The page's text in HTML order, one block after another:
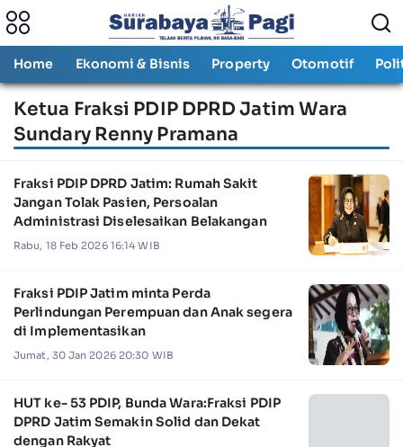
Home Ekonomi & Bisnis Property Otomotif
Ketua Fraksi PDIP DPRD Jatim Wara
Sundary Renny Pramana
Fraksi PDIP DPRD Jatim: Rumah Sakit
Jangan Tolak Pasien, Persoalan
Administrasi Diselesaikan Belakangan
Rabu, 18 Feb 2026 16:14 WIB
Fraksi PDIP Jatim minta Perda
Perlindungan Perempuan dan Anak segera
di Implementasikan
Jumat, 30 Jan 2026 20:30 WIB
HUT ke- 53 PDIP, Bunda Wara:Fraksi PDIP
DPRD Jatim Semakin Solid dan Dekat
dengan Rakyat